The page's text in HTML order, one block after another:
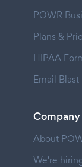
POWR
Plans &
HIPAA
Email Blast
Company
About
We're